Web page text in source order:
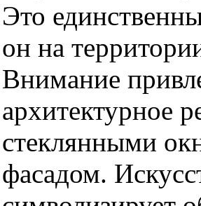
Это
он на
Внимание
архитектурное
стеклянными
фасадом.